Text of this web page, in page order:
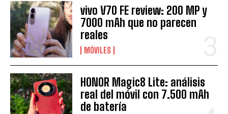
vivo V70 FE review: 200 MP y
7000 mAh que no parecen
reales
MÓVILES
HONOR Magic8 Lite: análisis
real del móvil con 7.500 mAh
de batería